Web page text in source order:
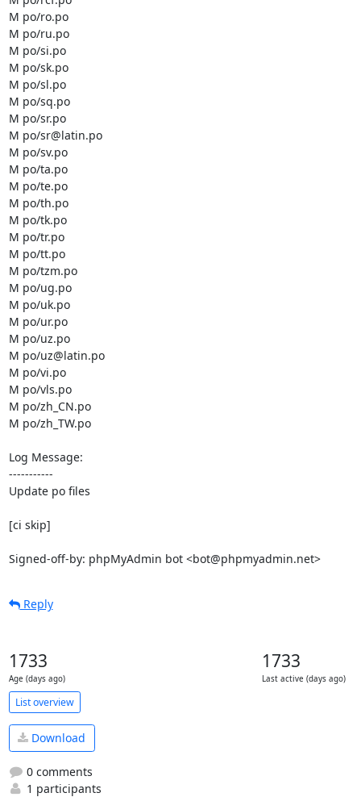
M po/ro.po
M po/ru.po
M po/si.po
M po/sk.po
M po/sl.po
M po/sq.po
M po/sr.po
M po/sr@latin.po
M po/sv.po
M po/ta.po
M po/te.po
M po/th.po
M po/tk.po
M po/tr.po
M po/tt.po
M po/tzm.po
M po/ug.po
M po/uk.po
M po/ur.po
M po/uz.po
M po/uz@latin.po
M po/vi.po
M po/vls.po
M po/zh_CN.po
M po/zh_TW.po
Log Message:
-----------
Update po files
[ci skip]
Signed-off-by: phpMyAdmin bot <bot@phpmyadmin.net>
Reply
1733
Age (days ago)
1733
Last active (days ago)
List overview
Download
0 comments
1 participants